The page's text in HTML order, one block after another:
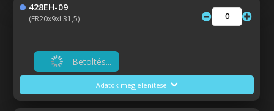
428EH-09
(ER20x9xL31,5)
Betöltés...
Adatok megjelenítése